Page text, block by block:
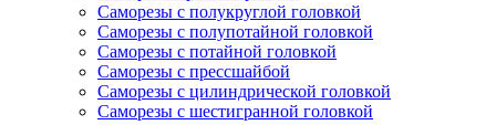
Саморезы с полукруглой головкой
Саморезы с полупотайной головкой
Саморезы с потайной головкой
Саморезы с прессшайбой
Саморезы с цилиндрической головкой
Саморезы с шестигранной головкой